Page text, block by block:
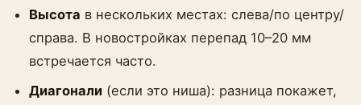
Высота в нескольких местах: слева/по центру/
справа. В новостройках перепад 10–20 мм
встречается часто.
Диагонали (если это ниша): разница покажет,